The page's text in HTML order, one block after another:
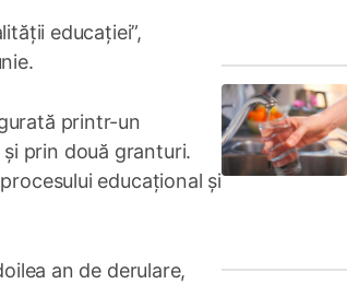
educației”,
printr-un
prin două granturi.
educațional și
an de derulare,